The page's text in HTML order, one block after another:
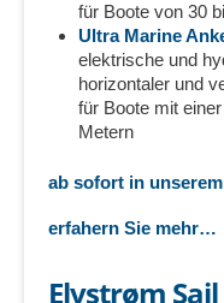
für Boote von 30
Ultra Marine
elektrische und
horizontaler und
für Boote mit
Metern
ab sofort in
erfahern Sie mehr…
Elvstrøm